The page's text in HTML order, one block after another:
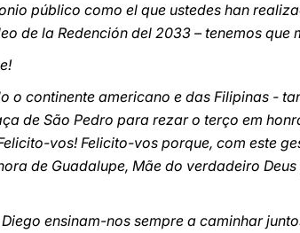
público como el que ustedes han
de la Redención del 2033 – tenemos que
o continente americano e das Filipinas -
de São Pedro para rezar o terço em
vos! Felicito-vos porque, com este
de Guadalupe, Mãe do verdadeiro
ensinam-nos sempre a caminhar